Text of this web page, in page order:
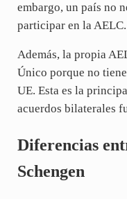
embargo, un país no
participar en la AELC.
Además, la propia
Único porque no
UE. Esta es la
acuerdos bilaterales
Diferencias
Schengen